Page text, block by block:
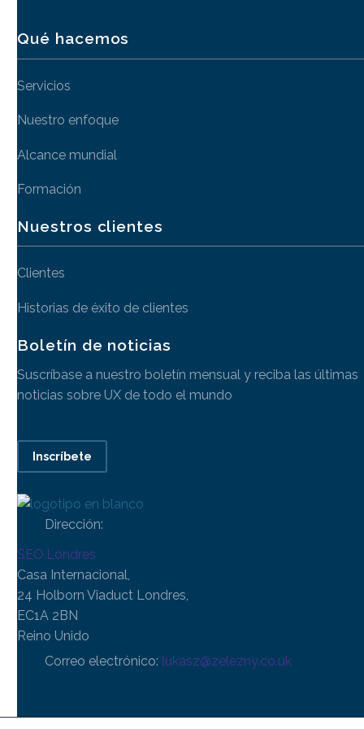
Qué hacemos
Servicios
Nuestro enfoque
Alcance mundial
Formación
Nuestros clientes
Clientes
Historias de éxito de clientes
Boletín de noticias
Suscríbase a nuestro boletín mensual y reciba las últimas
noticias sobre UX de todo el mundo
Inscríbete
Dirección:
SEO.Londres
Casa Internacional,
24 Holborn Viaduct Londres,
EC1A 2BN
Reino Unido
Correo electrónico: lukasz@zelezny.co.uk